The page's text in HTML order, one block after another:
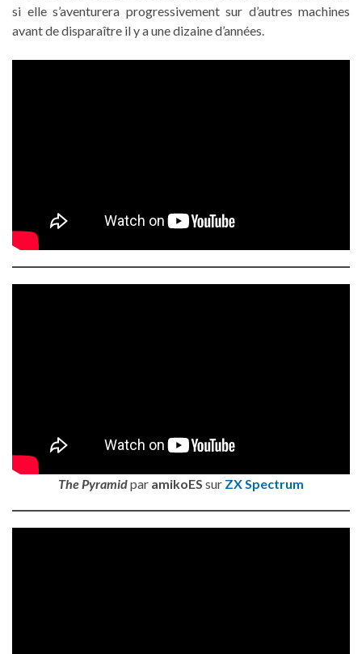
si elle s’aventurera progressivement sur d’autres machines
avant de disparaître il y a une dizaine d’années.
The Pyramidpar amikoES sur ZX Spectrum